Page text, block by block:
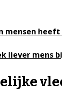
mensen
liever mens